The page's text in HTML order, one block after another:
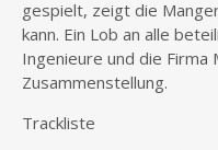
gespielt, zeigt die
kann. Ein Lob an alle
Ingenieure und die Firma
Zusammenstellung.
Trackliste